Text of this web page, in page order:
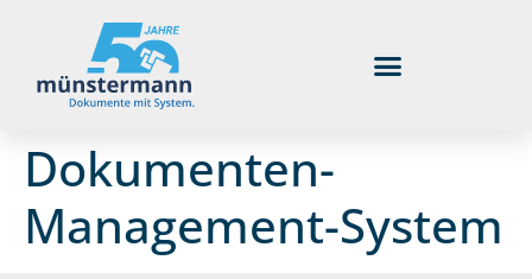
Dokumenten-
Management-System